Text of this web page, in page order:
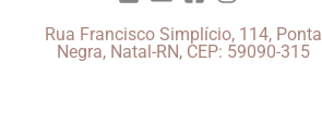
Rua Francisco Simplício, 114, Ponta
Negra, Natal-RN, CEP: 59090-315